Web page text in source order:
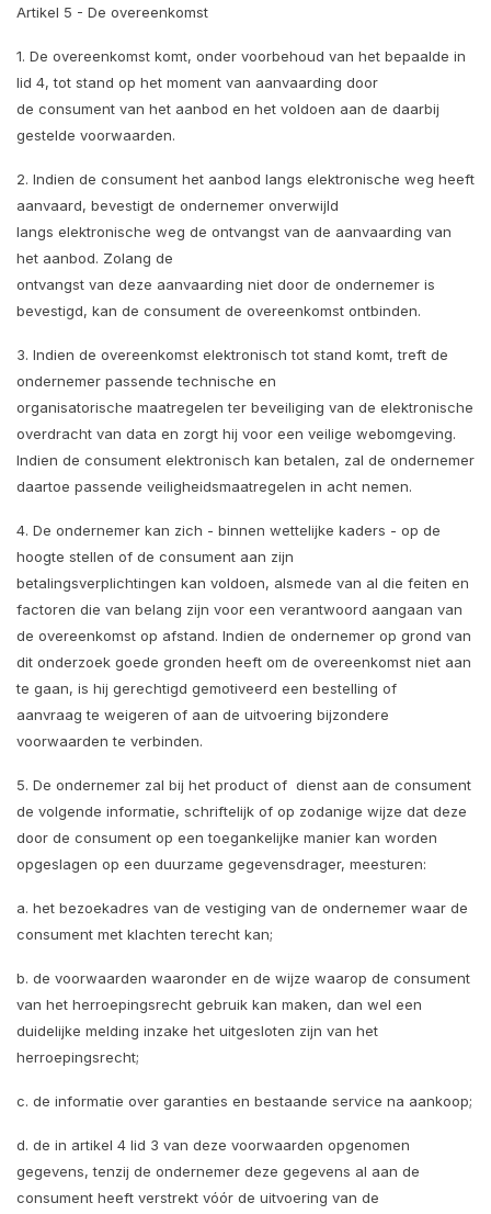
Artikel 5 - De overeenkomst
1. De overeenkomst komt, onder voorbehoud van het bepaalde in
lid 4, tot stand op het moment van aanvaarding door
de consument van het aanbod en het voldoen aan de daarbij
gestelde voorwaarden.
2. Indien de consument het aanbod langs elektronische weg heeft
aanvaard, bevestigt de ondernemer onverwijld
langs elektronische weg de ontvangst van de aanvaarding van
het aanbod. Zolang de
ontvangst van deze aanvaarding niet door de ondernemer is
bevestigd, kan de consument de overeenkomst ontbinden.
3. Indien de overeenkomst elektronisch tot stand komt, treft de
ondernemer passende technische en
organisatorische maatregelen ter beveiliging van de elektronische
overdracht van data en zorgt hij voor een veilige webomgeving.
Indien de consument elektronisch kan betalen, zal de ondernemer
daartoe passende veiligheidsmaatregelen in acht nemen.
4. De ondernemer kan zich - binnen wettelijke kaders - op de
hoogte stellen of de consument aan zijn
betalingsverplichtingen kan voldoen, alsmede van al die feiten en
factoren die van belang zijn voor een verantwoord aangaan van
de overeenkomst op afstand. Indien de ondernemer op grond van
dit onderzoek goede gronden heeft om de overeenkomst niet aan
te gaan, is hij gerechtigd gemotiveerd een bestelling of
aanvraag te weigeren of aan de uitvoering bijzondere
voorwaarden te verbinden.
5. De ondernemer zal bij het product of dienst aan de consument
de volgende informatie, schriftelijk of op zodanige wijze dat deze
door de consument op een toegankelijke manier kan worden
opgeslagen op een duurzame gegevensdrager, meesturen:
a. het bezoekadres van de vestiging van de ondernemer waar de
consument met klachten terecht kan;
b. de voorwaarden waaronder en de wijze waarop de consument
van het herroepingsrecht gebruik kan maken, dan wel een
duidelijke melding inzake het uitgesloten zijn van het
herroepingsrecht;
c. de informatie over garanties en bestaande service na aankoop;
d. de in artikel 4 lid 3 van deze voorwaarden opgenomen
gegevens, tenzij de ondernemer deze gegevens al aan de
consument heeft verstrekt vóór de uitvoering van de